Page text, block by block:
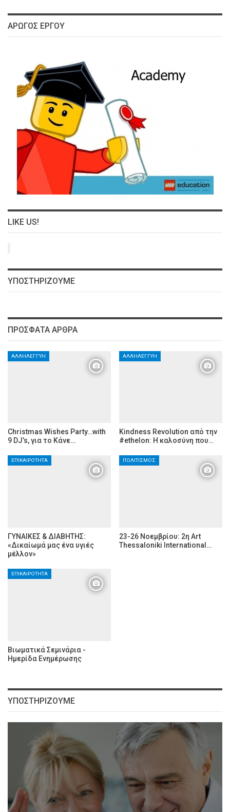
ΑΡΩΓΌΣ ΈΡΓΟΥ
LIKE US!
ΥΠΟΣΤΗΡΊΖΟΥΜΕ
ΠΡΌΣΦΑΤΑ ΆΡΘΡΑ
ΑΛΛΗΛΕΓΓΎΗ
Christmas Wishes Party…with
9 DJ’s, για το Kάνε…
ΑΛΛΗΛΕΓΓΎΗ
Kindness Revolution από την
#ethelon: Η καλοσύνη που…
ΕΠΙΚΑΙΡΌΤΗΤΑ
ΓΥΝΑΙΚΕΣ & ΔΙΑΒΗΤΗΣ:
«Δικαίωμά μας ένα υγιές
μέλλον»
ΠΟΛΙΤΙΣΜΌΣ
23-26 Νοεμβρίου: 2η Art
Thessaloniki International…
ΕΠΙΚΑΙΡΌΤΗΤΑ
Βιωματικά Σεμινάρια -
Ημερίδα Ενημέρωσης
ΥΠΟΣΤΗΡΊΖΟΥΜΕ